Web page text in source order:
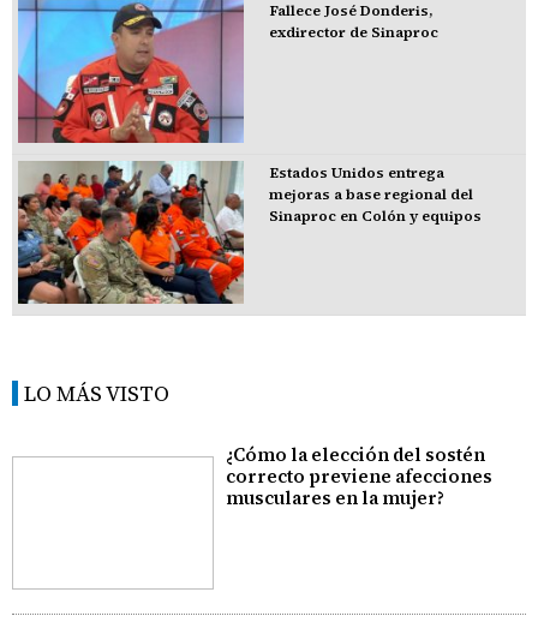
Fallece José Donderis,
exdirector de Sinaproc
Estados Unidos entrega
mejoras a base regional del
Sinaproc en Colón y equipos
LO MÁS VISTO
¿Cómo la elección del sostén
correcto previene afecciones
musculares en la mujer?